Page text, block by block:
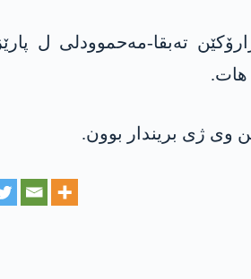
تەبقا-مەحموودلی ل
ھات.
وی ژی بریندار بوون.